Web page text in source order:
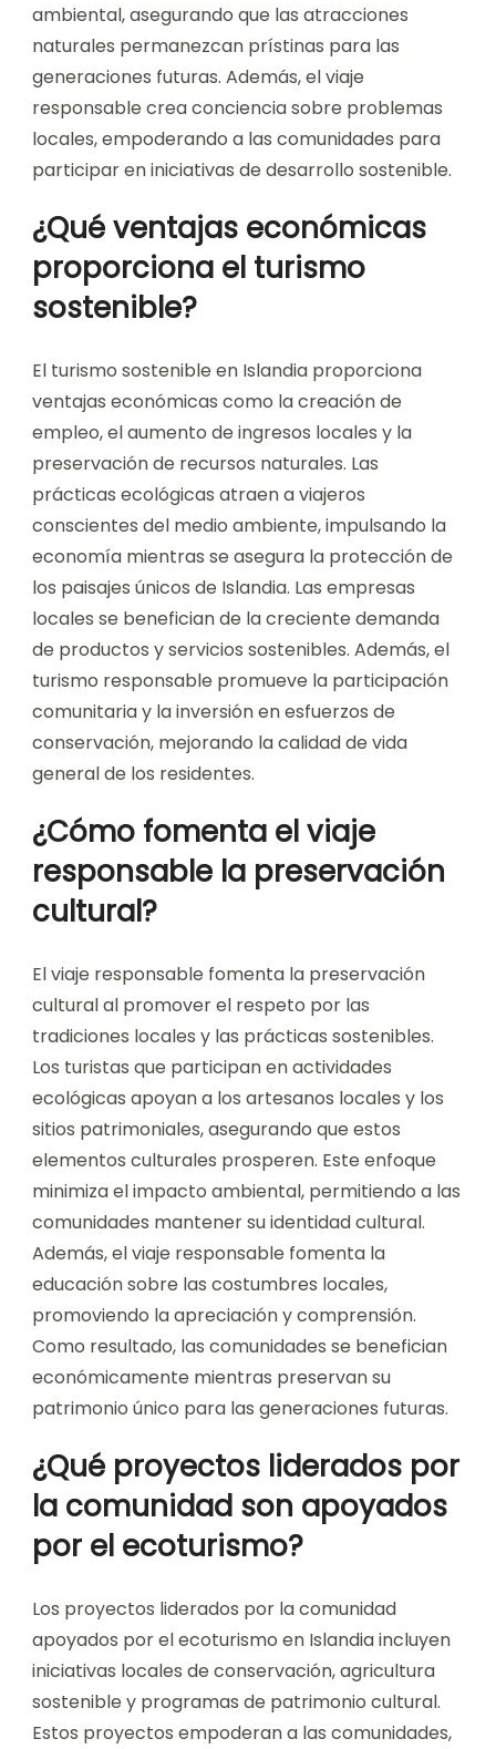
ambiental, asegurando que las atracciones
naturales permanezcan prístinas para las
generaciones futuras. Además, el viaje
responsable crea conciencia sobre problemas
locales, empoderando a las comunidades para
participar en iniciativas de desarrollo sostenible.
¿Qué ventajas económicas
proporciona el turismo
sostenible?
El turismo sostenible en Islandia proporciona
ventajas económicas como la creación de
empleo, el aumento de ingresos locales y la
preservación de recursos naturales. Las
prácticas ecológicas atraen a viajeros
conscientes del medio ambiente, impulsando la
economía mientras se asegura la protección de
los paisajes únicos de Islandia. Las empresas
locales se benefician de la creciente demanda
de productos y servicios sostenibles. Además, el
turismo responsable promueve la participación
comunitaria y la inversión en esfuerzos de
conservación, mejorando la calidad de vida
general de los residentes.
¿Cómo fomenta el viaje
responsable la preservación
cultural?
El viaje responsable fomenta la preservación
cultural al promover el respeto por las
tradiciones locales y las prácticas sostenibles.
Los turistas que participan en actividades
ecológicas apoyan a los artesanos locales y los
sitios patrimoniales, asegurando que estos
elementos culturales prosperen. Este enfoque
minimiza el impacto ambiental, permitiendo a las
comunidades mantener su identidad cultural.
Además, el viaje responsable fomenta la
educación sobre las costumbres locales,
promoviendo la apreciación y comprensión.
Como resultado, las comunidades se benefician
económicamente mientras preservan su
patrimonio único para las generaciones futuras.
¿Qué proyectos liderados por
la comunidad son apoyados
por el ecoturismo?
Los proyectos liderados por la comunidad
apoyados por el ecoturismo en Islandia incluyen
iniciativas locales de conservación, agricultura
sostenible y programas de patrimonio cultural.
Estos proyectos empoderan a las comunidades,